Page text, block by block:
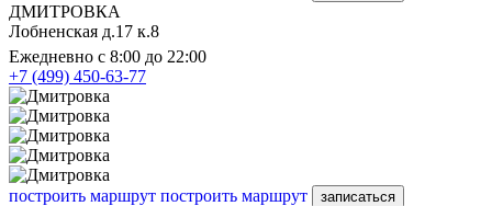
ДМИТРОВКА
Лобненская д.17 к.8
Ежедневно с 8:00 до 22:00
+7 (499) 450-63-77
построить маршрут построить маршрут записаться